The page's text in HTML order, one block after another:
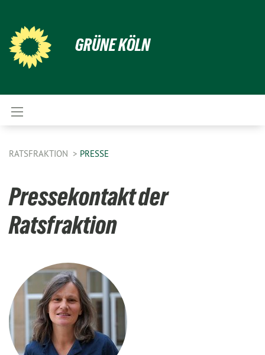
GRÜNE KÖLN
RATSFRAKTION PRESSE
Pressekontakt der
Ratsfraktion